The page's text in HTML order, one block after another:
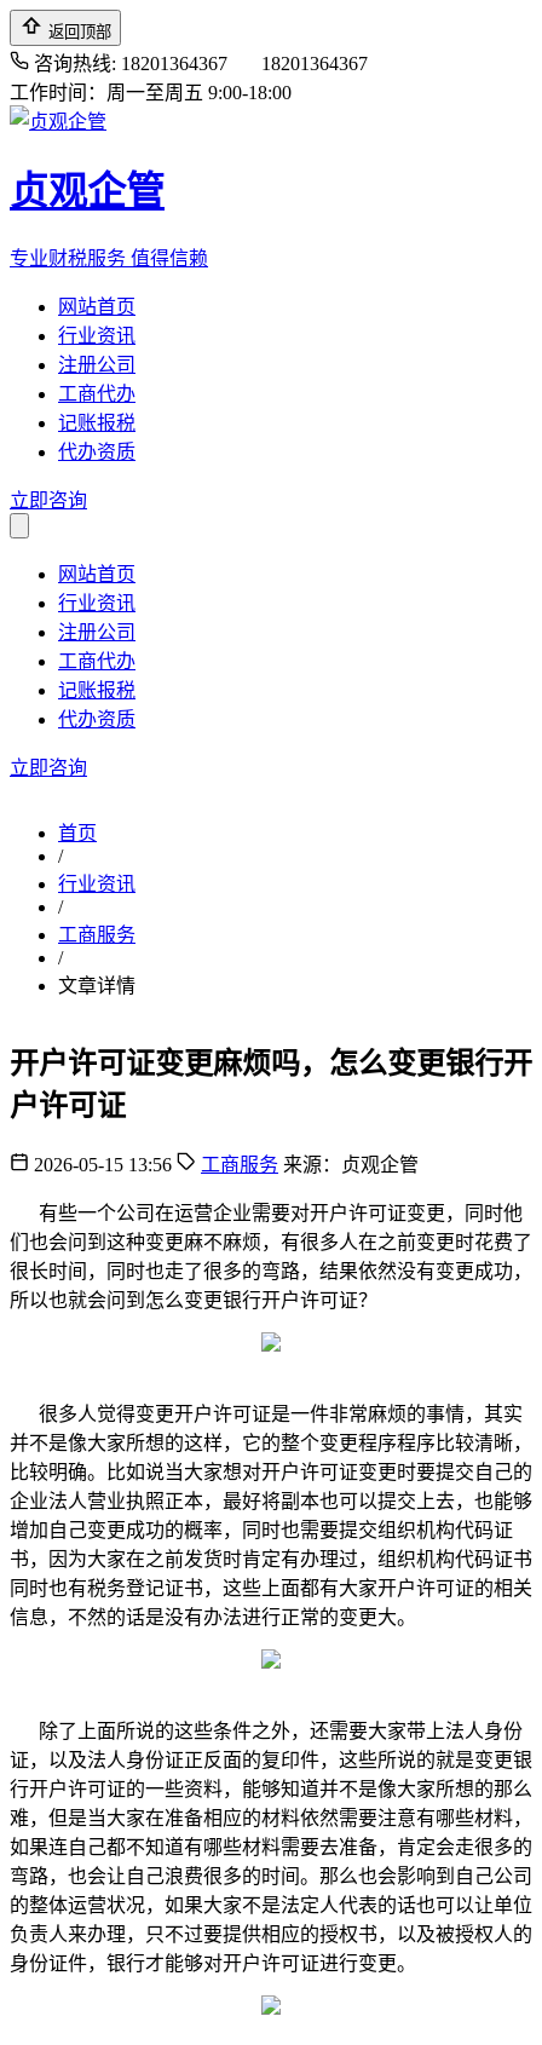
返回顶部
咨询热线: 18201364367
18201364367
工作时间：周一至周五 9:00-18:00
贞观企管
专业财税服务 值得信赖
网站首页
行业资讯
注册公司
工商代办
记账报税
代办资质
立即咨询
网站首页
行业资讯
注册公司
工商代办
记账报税
代办资质
立即咨询
首页
/
行业资讯
/
工商服务
/
文章详情
开户许可证变更麻烦吗，怎么变更银行开
户许可证
2026-05-15 13:56 工商服务 来源：贞观企管
有些一个公司在运营企业需要对开户许可证变更，同时他
们也会问到这种变更麻不麻烦，有很多人在之前变更时花费了
很长时间，同时也走了很多的弯路，结果依然没有变更成功，
所以也就会问到怎么变更银行开户许可证？
很多人觉得变更开户许可证是一件非常麻烦的事情，其实
并不是像大家所想的这样，它的整个变更程序程序比较清晰，
比较明确。比如说当大家想对开户许可证变更时要提交自己的
企业法人营业执照正本，最好将副本也可以提交上去，也能够
增加自己变更成功的概率，同时也需要提交组织机构代码证
书，因为大家在之前发货时肯定有办理过，组织机构代码证书
同时也有税务登记证书，这些上面都有大家开户许可证的相关
信息，不然的话是没有办法进行正常的变更大。
除了上面所说的这些条件之外，还需要大家带上法人身份
证，以及法人身份证正反面的复印件，这些所说的就是变更银
行开户许可证的一些资料，能够知道并不是像大家所想的那么
难，但是当大家在准备相应的材料依然需要注意有哪些材料，
如果连自己都不知道有哪些材料需要去准备，肯定会走很多的
弯路，也会让自己浪费很多的时间。那么也会影响到自己公司
的整体运营状况，如果大家不是法定人代表的话也可以让单位
负责人来办理，只不过要提供相应的授权书，以及被授权人的
身份证件，银行才能够对开户许可证进行变更。